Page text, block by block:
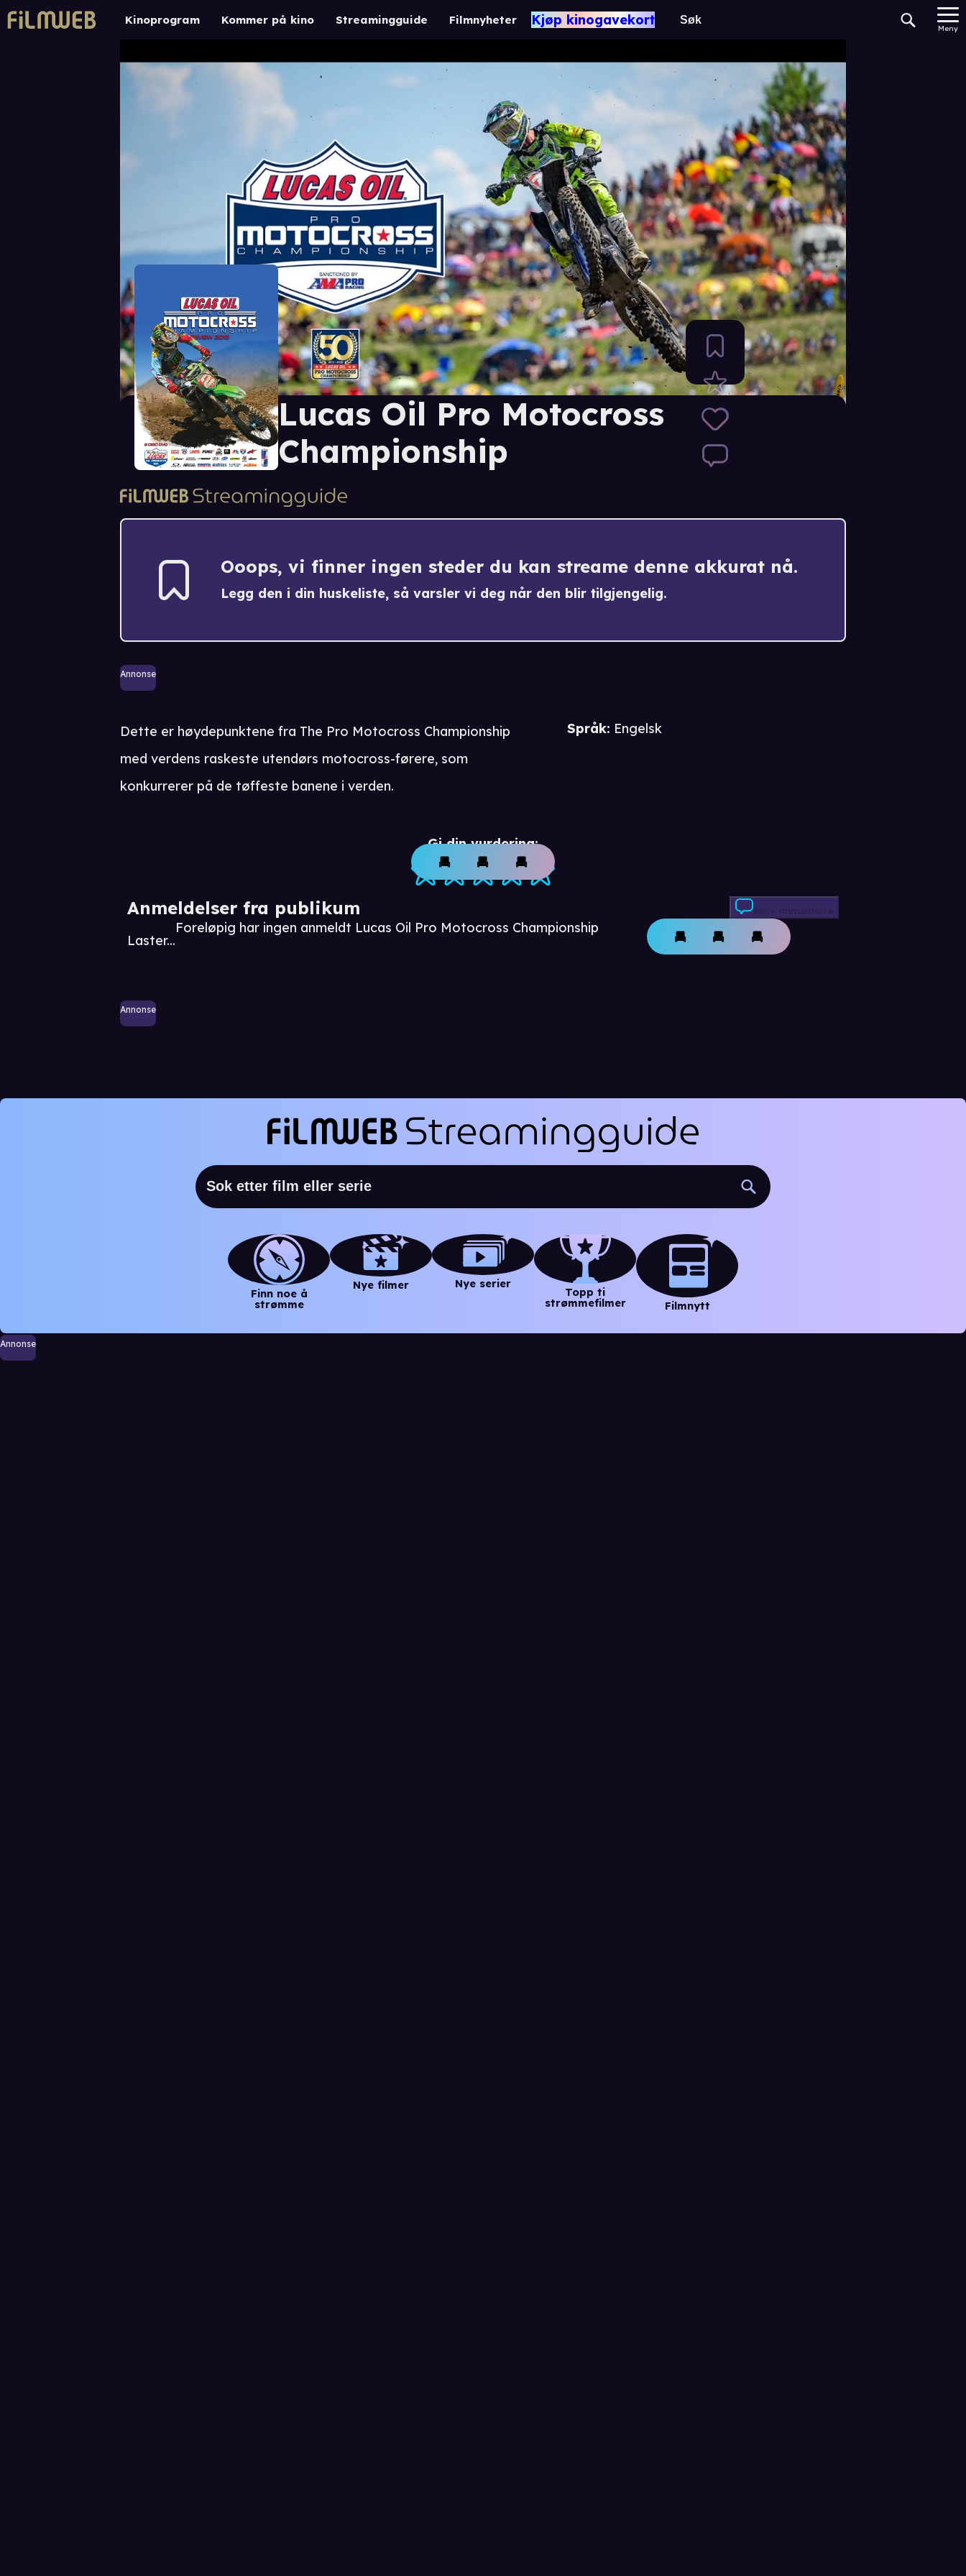
Kinoprogram Kommer på kino Streamingguide Filmnyheter Kjøp kinogavekort
Meny
Lucas Oil Pro Motocross
Championship
Ooops, vi finner ingen steder du kan streame denne akkurat nå.
Legg den i din huskeliste, så varsler vi deg når den blir tilgjengelig.
Annonse
Gi din vurdering:
Anmeldelser fra publikum
Laster...
Foreløpig har ingen anmeldt Lucas Oil Pro Motocross Championship
Skriv anmeldelse
Annonse
Språk: Engelsk
Dette er høydepunktene fra The Pro Motocross Championship
med verdens raskeste utendørs motocross-førere, som
konkurrerer på de tøffeste banene i verden.
Finn noe å
strømme
Nye filmer Nye serier
Topp ti
strømmefilmer
Filmnytt
Annonse